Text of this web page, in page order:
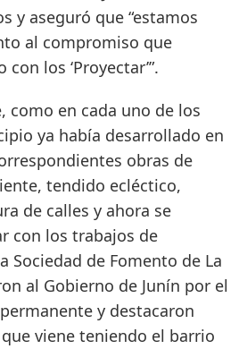
y aseguró que “estamos
al compromiso que
los ‘Proyectar’”.
como en cada uno de los
ya había desarrollado en
obras de
tendido ecléctico,
de calles y ahora se
con los trabajos de
Sociedad de Fomento de La
al Gobierno de Junín por el
y destacaron
viene teniendo el barrio